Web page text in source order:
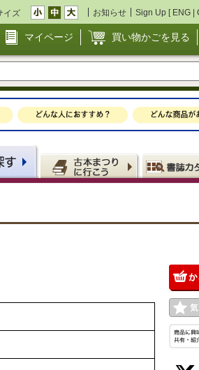
イズ お知らせ Sign Up [ ENG |
マイページ 買い物かごを見る